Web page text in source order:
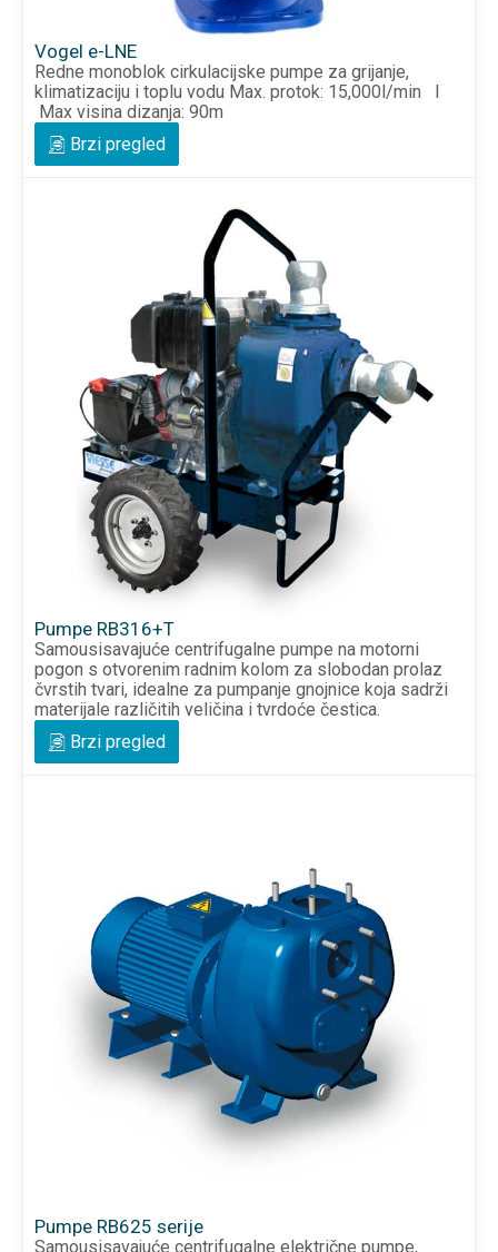
Vogel e-LNE
Redne monoblok cirkulacijske pumpe za grijanje,
klimatizaciju i toplu vodu Max. protok: 15,000l/min I
Max visina dizanja: 90m
Brzi pregled
Pumpe RB316+T
Samousisavajuće centrifugalne pumpe na motorni
pogon s otvorenim radnim kolom za slobodan prolaz
čvrstih tvari, idealne za pumpanje gnojnice koja sadrži
materijale različitih veličina i tvrdoće čestica.
Brzi pregled
Pumpe RB625 serije
Samousisavajuće centrifugalne električne pumpe,